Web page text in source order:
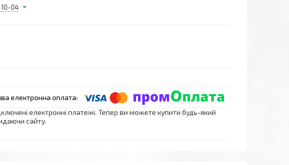
04
електронні платежі. Тепер ви можете купити будь-який
сайту.